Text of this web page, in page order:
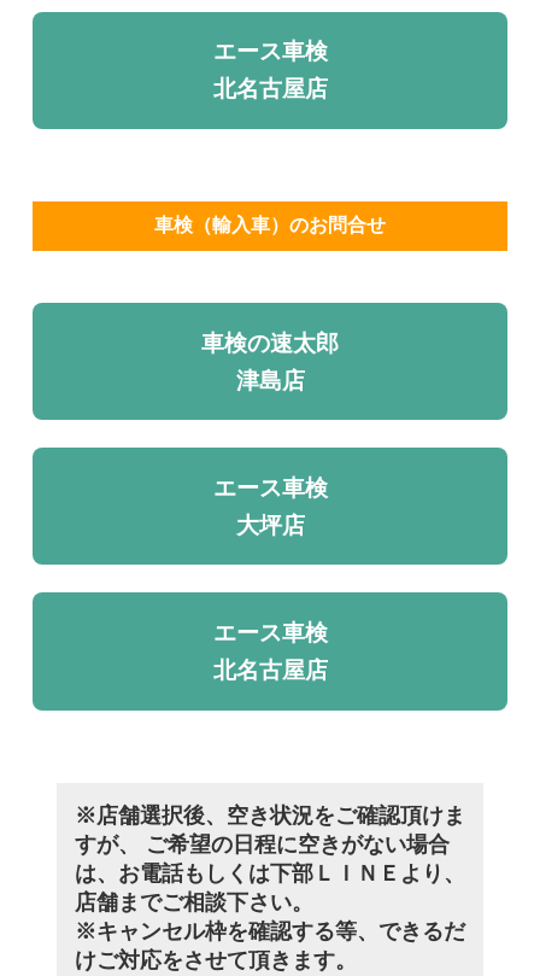
エース車検
北名古屋店
車検（輸入車）のお問合せ
車検の速太郎
津島店
エース車検
大坪店
エース車検
北名古屋店
※店舗選択後、空き状況をご確認頂けま
すが、
ご希望の日程に空きがない場合
は、お電話もしくは下部ＬＩＮＥより、
店舗までご相談下さい。
※キャンセル枠を確認する等、できるだ
けご対応をさせて頂きます。